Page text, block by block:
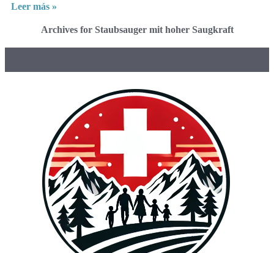
Leer más »
Archives for Staubsauger mit hoher Saugkraft